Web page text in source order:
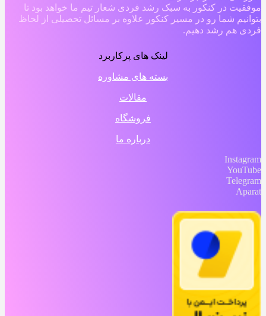
موفقیت در کنکور به سبک رشد فردی شعار تیم ما خواهد بود تا
بتوانیم شما رو در مسیر کنکور علاوه بر مسائل تحصیلی از لحاظ
فردی هم رشد دهیم.
لینک های پرکاربرد
بسته های مشاوره
مقالات
فروشگاه
درباره ما
Instagram
YouTube
Telegram
Aparat